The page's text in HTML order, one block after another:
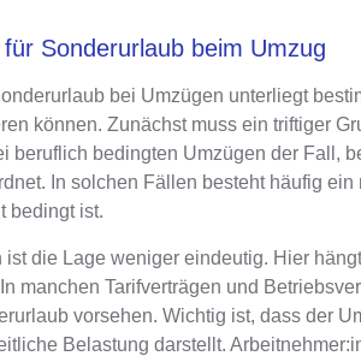
Sonderurlaub beim Umzug
bei Umzügen unterliegt
können. Zunächst muss ein triftiger
beruflich bedingten Umzügen der Fall,
In solchen Fällen besteht häufig
bedingt ist.
ist die Lage weniger eindeutig. Hier
manchen Tarifverträgen und
vorsehen. Wichtig ist, dass der
Belastung darstellt.